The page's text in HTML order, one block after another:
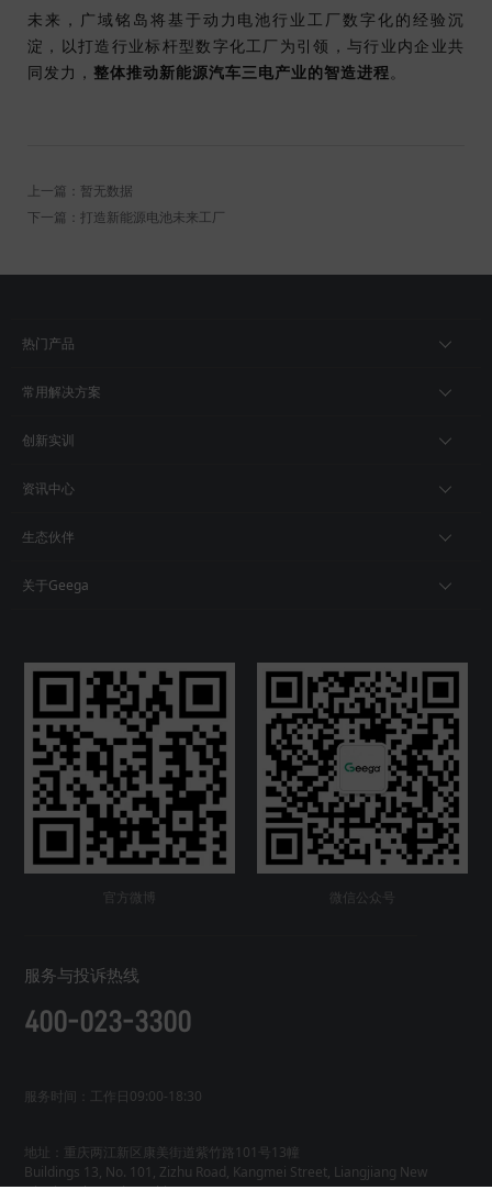
未来，广域铭岛将基于动力电池行业工厂数字化的经验沉
淀，以打造行业标杆型数字化工厂为引领，与行业内企业共
同发力， 整体推动新能源汽车三电产业的智造进程。
上一篇：暂无数据
下一篇：打造新能源电池未来工厂
热门产品
常用解决方案
创新实训
资讯中心
生态伙伴
关于Geega
官方微博 微信公众号
服务与投诉热线
400-023-3300
服务时间：工作日09:00-18:30
地址：重庆两江新区康美街道紫竹路101号13幢
Buildings 13, No. 101, Zizhu Road, Kangmei Street, Liangjiang New